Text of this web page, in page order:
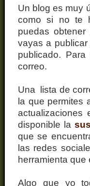
Un blog es muy
como si no te
puedas
vayas a
publicado.
correo.
Una lista de
la que permites
disponible la
que se
las redes
herramienta
Algo que yo